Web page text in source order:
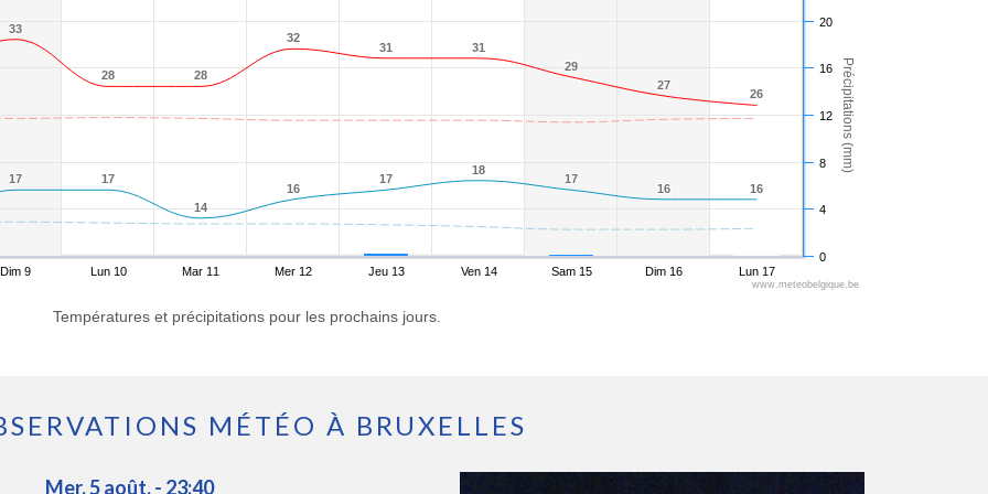
Précipitations (mm)
33
33
28
28 28
28
32
32
31
31 31
31
29
29
27
27
26
26
17
17 17
17
14
14
16
16
17
17
18
18
17
17
16
16 16
16
Dim 9 Lun 10 Mar 11 Mer 12 Jeu 13 Ven 14 Sam 15 Dim 16 Lun 17
0
4
8
12
16
20
www.meteobelgique.be
Températures et précipitations pour les prochains jours.
MÉTÉO À BRUXELLES
Mer. 5 août. - 23:40